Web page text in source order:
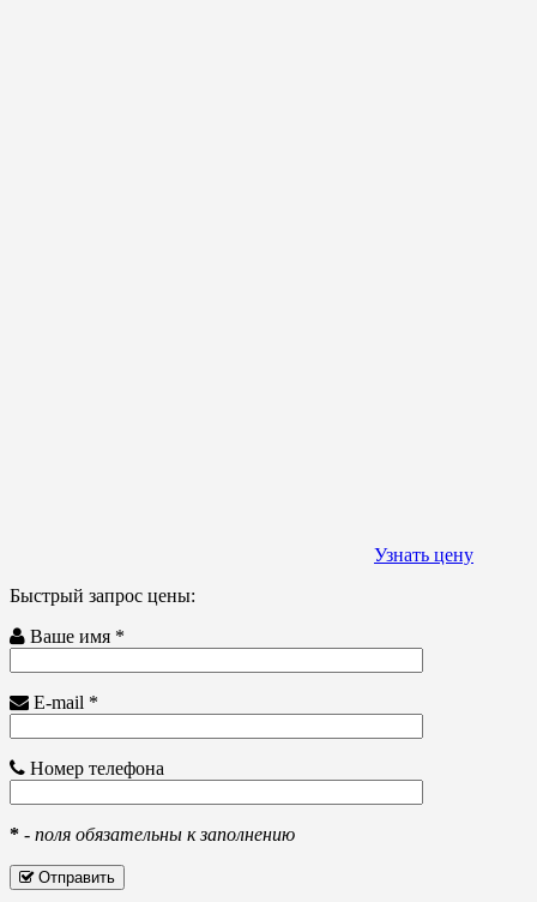
Узнать цену
Быстрый запрос цены:
Ваше имя *
E-mail *
Номер телефона
* - поля обязательны к заполнению
Отправить